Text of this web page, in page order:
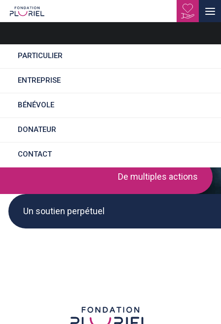
PARTICULIER
ENTREPRISE
BÉNÉVOLE
DONATEUR
CONTACT
MONITEUR D'ATELIER
De multiples actions
Un soutien perpétuel